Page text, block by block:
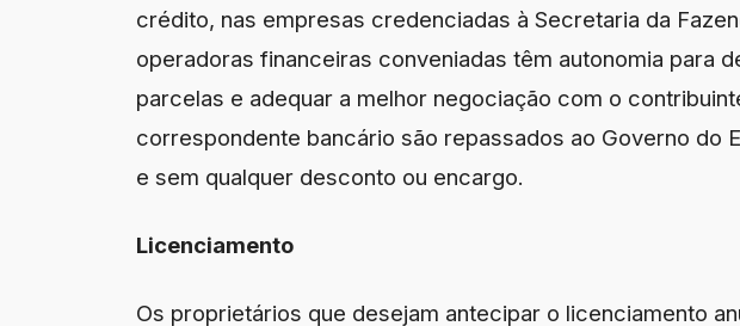
crédito, nas empresas credenciadas à Secretaria da
operadoras financeiras conveniadas têm autonomia para
parcelas e adequar a melhor negociação com o
correspondente bancário são repassados ao Governo do
e sem qualquer desconto ou encargo.
Licenciamento
Os proprietários que desejam antecipar o licenciamento